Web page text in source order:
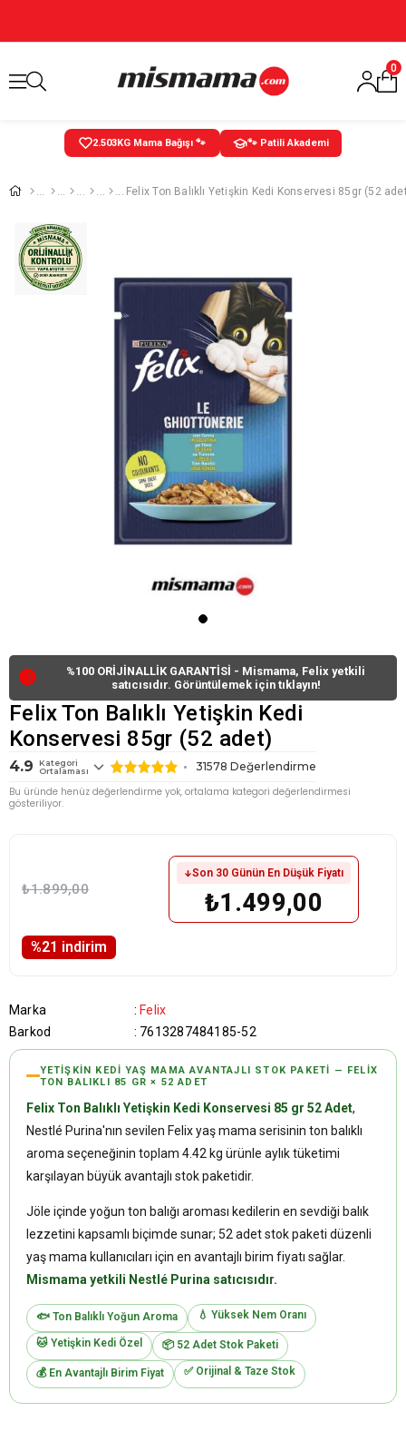
0
2.503KG Mama Bağışı 🐾 🐾 Patili Akademi
Felix Ton Balıklı Yetişkin Kedi Konservesi 85gr (52
🔴
%100 ORİJİNALLİK GARANTİSİ - Mismama, Felix yetkili
satıcısıdır. Görüntülemek için tıklayın!
Felix Ton Balıklı Yetişkin Kedi
Konservesi 85gr (52 adet)
4.9
Kategori
Ortalaması
31578 Değerlendirme
Bu üründe henüz değerlendirme yok, ortalama kategori değerlendirmesi
gösteriliyor.
%21 i̇ndirim
₺1.899,00
Son 30 Günün En Düşük Fiyatı
₺1.499,00
Marka : Felix
Barkod
: 7613287484185-52
YETIŞKIN KEDI YAŞ MAMA AVANTAJLI STOK PAKETI — FELIX
TON BALIKLI 85 GR × 52 ADET
Felix Ton Balıklı Yetişkin Kedi Konservesi 85 gr 52 Adet,
Nestlé Purina'nın sevilen Felix yaş mama serisinin ton balıklı
aroma seçeneğinin toplam 4.42 kg ürünle aylık tüketimi
karşılayan büyük avantajlı stok paketidir.
Jöle içinde yoğun ton balığı aroması kedilerin en sevdiği balık
lezzetini kapsamlı biçimde sunar; 52 adet stok paketi düzenli
yaş mama kullanıcıları için en avantajlı birim fiyatı sağlar.
Mismama yetkili Nestlé Purina satıcısıdır.
🐟 Ton Balıklı Yoğun Aroma 💧 Yüksek Nem Oranı
🐱 Yetişkin Kedi Özel 📦 52 Adet Stok Paketi
💰 En Avantajlı Birim Fiyat ✅ Orijinal & Taze Stok